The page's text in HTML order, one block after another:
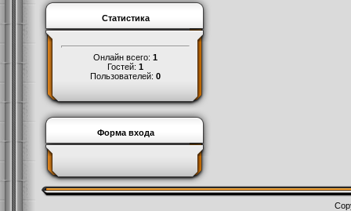
Статистика
Онлайн всего: 1
Гостей: 1
Пользователей: 0
Форма входа